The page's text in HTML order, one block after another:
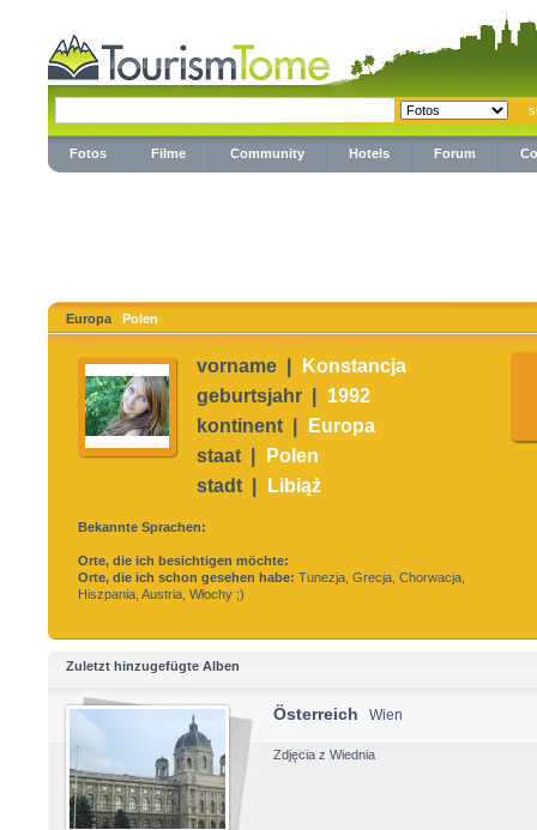
Fotos Filme Community Hotels Forum
Europa Polen
vorname |
Konstancja
geburtsjahr |
1992
kontinent |
Europa
staat |
Polen
stadt |
Libiąż
Bekannte Sprachen:
Orte, die ich besichtigen möchte:
Orte, die ich schon gesehen habe: Tunezja, Grecja, Chorwacja,
Hiszpania, Austria, Włochy ;)
Zuletzt hinzugefügte Alben
Österreich Wien
Zdjęcia z Wiednia